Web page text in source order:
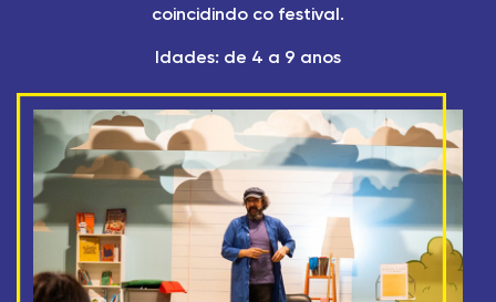
coincidindo co festival.
Idades: de 4 a 9 anos